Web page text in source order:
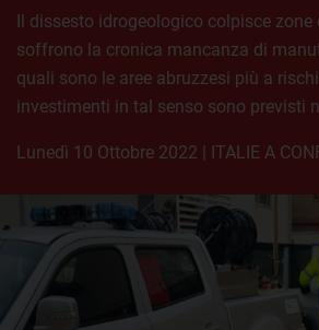
Il dissesto idrogeologico colpisce zone
soffrono la cronica mancanza di
quali sono le aree abruzzesi più a
investimenti in tal senso sono previsti
lunedì 10 Ottobre 2022 | ITALIE A